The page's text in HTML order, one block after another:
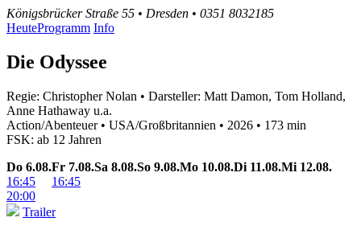
Königsbrücker Straße 55 • Dresden • 0351 8032185
HeuteProgramm Info
Die Odyssee
Regie: Christopher Nolan • Darsteller: Matt Damon, Tom Holland,
Anne Hathaway u.a.
Action/Abenteuer • USA/Großbritannien • 2026 • 173 min
FSK: ab 12 Jahren
Do 6.08.Fr 7.08.Sa 8.08.So 9.08.Mo 10.08.Di 11.08.Mi 12.08.
16:45
16:45
20:00
Trailer